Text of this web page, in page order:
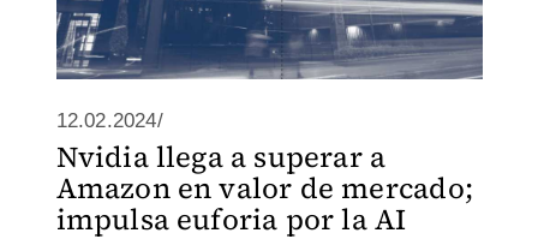
12.02.2024/
Nvidia llega a superar a
Amazon en valor de mercado;
impulsa euforia por la AI